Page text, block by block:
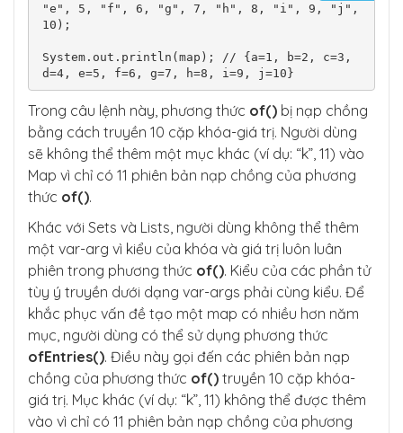
"e", 5, "f", 6, "g", 7, "h", 8, "i", 9, "j",
10);
System.out.println(map); // {a=1, b=2, c=3,
d=4, e=5, f=6, g=7, h=8, i=9, j=10}
Trong câu lệnh này, phương thức of() bị nạp chồng
bằng cách truyền 10 cặp khóa-giá trị. Người dùng
sẽ không thể thêm một mục khác (ví dụ: “k”, 11) vào
Map vì chỉ có 11 phiên bản nạp chồng của phương
thức of().
Khác với Sets và Lists, người dùng không thể thêm
một var-arg vì kiểu của khóa và giá trị luôn luân
phiên trong phương thức of(). Kiểu của các phần tử
tùy ý truyền dưới dạng var-args phải cùng kiểu. Để
khắc phục vấn đề tạo một map có nhiều hơn năm
mục, người dùng có thể sử dụng phương thức
ofEntries(). Điều này gọi đến các phiên bản nạp
chồng của phương thức of() truyền 10 cặp khóa-
giá trị. Mục khác (ví dụ: “k”, 11) không thể được thêm
vào vì chỉ có 11 phiên bản nạp chồng của phương